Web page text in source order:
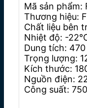
Mã sản phẩm:
Thương hiệu:
Chất liệu bên
Nhiệt độ: -
Dung tích: 470
Trọng lượng:
Kích thước:
Nguồn điện:
Công suất: